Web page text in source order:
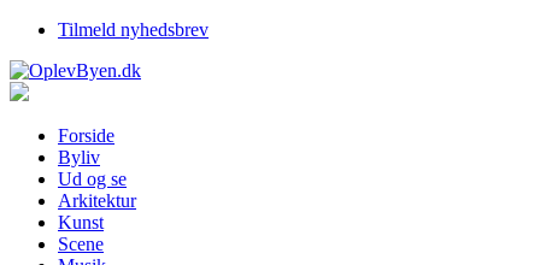
Tilmeld nyhedsbrev
Forside
Byliv
Ud og se
Arkitektur
Kunst
Scene